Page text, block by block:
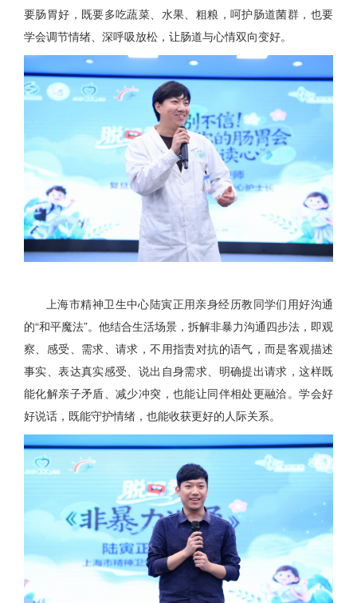
要肠胃好，既要多吃蔬菜、水果、粗粮，呵护肠道菌群，也要
学会调节情绪、深呼吸放松，让肠道与心情双向变好。
上海市精神卫生中心陆寅正用亲身经历教同学们用好沟通
的“和平魔法”。他结合生活场景，拆解非暴力沟通四步法，即观
察、感受、需求、请求，不用指责对抗的语气，而是客观描述
事实、表达真实感受、说出自身需求、明确提出请求，这样既
能化解亲子矛盾、减少冲突，也能让同伴相处更融洽。学会好
好说话，既能守护情绪，也能收获更好的人际关系。